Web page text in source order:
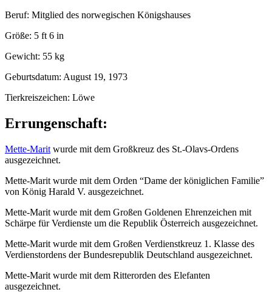
Beruf: Mitglied des norwegischen Königshauses
Größe: 5 ft 6 in
Gewicht: 55 kg
Geburtsdatum: August 19, 1973
Tierkreiszeichen: Löwe
Errungenschaft:
Mette-Marit wurde mit dem Großkreuz des St.-Olavs-Ordens
ausgezeichnet.
Mette-Marit wurde mit dem Orden “Dame der königlichen Familie”
von König Harald V. ausgezeichnet.
Mette-Marit wurde mit dem Großen Goldenen Ehrenzeichen mit
Schärpe für Verdienste um die Republik Österreich ausgezeichnet.
Mette-Marit wurde mit dem Großen Verdienstkreuz 1. Klasse des
Verdienstordens der Bundesrepublik Deutschland ausgezeichnet.
Mette-Marit wurde mit dem Ritterorden des Elefanten
ausgezeichnet.